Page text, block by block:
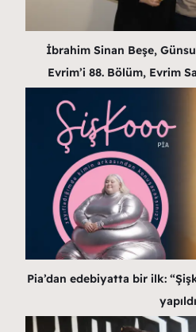
İbrahim Sinan Beşe,
Evrim’i 88. Bölüm, Evrim
Pia’dan edebiyatta bir ilk:
yapıldı